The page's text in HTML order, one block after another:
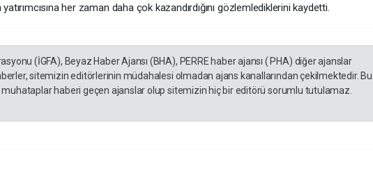
her zaman daha çok kazandırdığını gözlemlediklerini kaydetti.
(İGFA), Beyaz Haber Ajansı (BHA), PERRE haber ajansı ( PHA) diğer ajanslar
sitemizin editörlerinin müdahalesi olmadan ajans kanallarından çekilmektedir. Bu
haberi geçen ajanslar olup sitemizin hiç bir editörü sorumlu tutulamaz.